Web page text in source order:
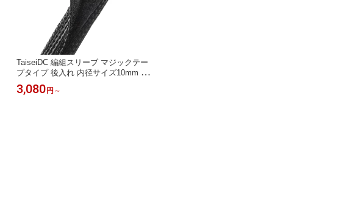
TaiseiDC 編組スリーブ マジックテー
プタイプ 後入れ 内径サイズ10mm 15
mm 23mm 30mm 40mm 5規格選択
推奨適用範囲φ1〜φ45mm選択 面ファ
3,080 円 ～